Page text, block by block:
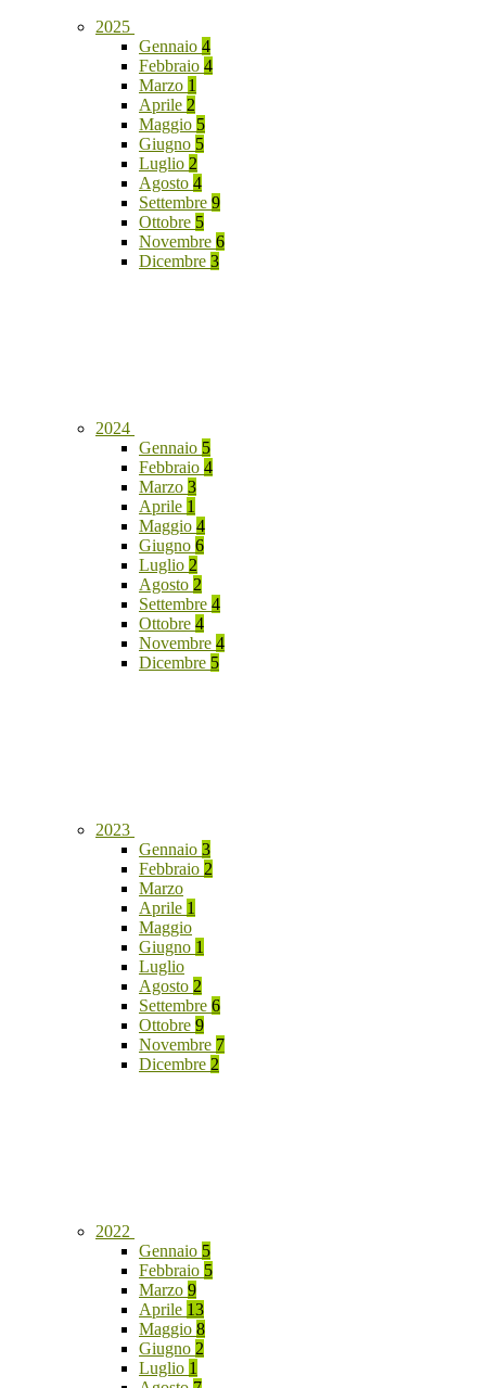
2025
Gennaio 4
Febbraio 4
Marzo 1
Aprile 2
Maggio 5
Giugno 5
Luglio 2
Agosto 4
Settembre 9
Ottobre 5
Novembre 6
Dicembre 3
2024
Gennaio 5
Febbraio 4
Marzo 3
Aprile 1
Maggio 4
Giugno 6
Luglio 2
Agosto 2
Settembre 4
Ottobre 4
Novembre 4
Dicembre 5
2023
Gennaio 3
Febbraio 2
Marzo
Aprile 1
Maggio
Giugno 1
Luglio
Agosto 2
Settembre 6
Ottobre 9
Novembre 7
Dicembre 2
2022
Gennaio 5
Febbraio 5
Marzo 9
Aprile 13
Maggio 8
Giugno 2
Luglio 1